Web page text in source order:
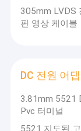
305mm LVDS
핀 영상 케이블
DC 전원 어
3.81mm 5521
Pvc 터미널
5521 지도된